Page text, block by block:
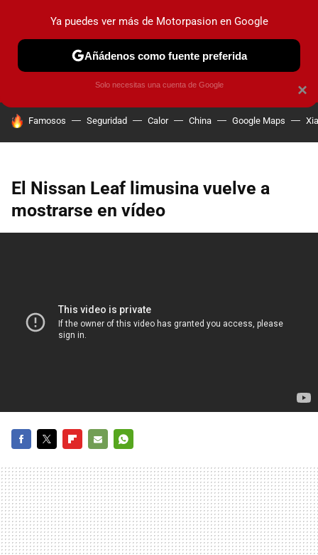
PRUEBAS COCHES ELÉCTRICOS OBSERVATORIO
HOY SE HABLA DE
Famosos Seguridad Calor China Google Maps
El Nissan Leaf limusina vuelve a
mostrarse en vídeo
MAIL
×
Ya puedes ver más de Motorpasion en Google
Añádenos como fuente preferida
Solo necesitas una cuenta de Google